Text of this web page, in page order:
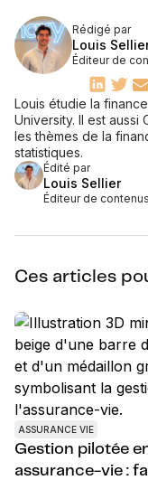
Édité par
Louis Sellier
Éditeur de
Rédigé par
Louis
Éditeur de
Louis étudie la
University. Il est aussi
les thèmes de la
statistiques.
Ces articles
ASSURANCE VIE
Gestion pilotée
assurance-vie :